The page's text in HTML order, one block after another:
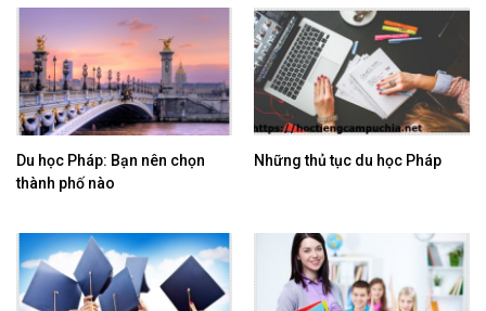
Du học Pháp: Bạn nên chọn
thành phố nào
Những thủ tục du học Pháp